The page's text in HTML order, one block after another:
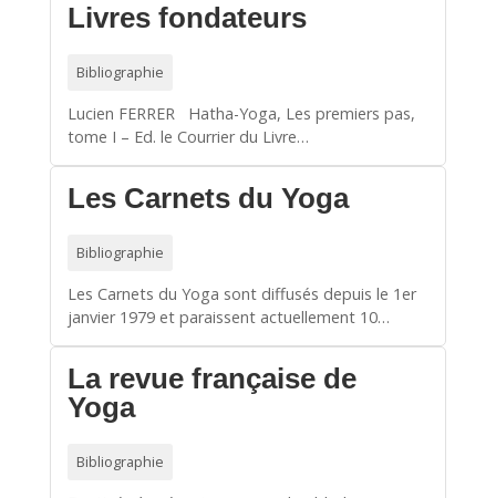
Livres fondateurs
Bibliographie
Lucien FERRER Hatha-Yoga, Les premiers pas,
tome I – Ed. le Courrier du Livre…
Les Carnets du Yoga
Bibliographie
Les Carnets du Yoga sont diffusés depuis le 1er
janvier 1979 et paraissent actuellement 10…
La revue française de
Yoga
Bibliographie